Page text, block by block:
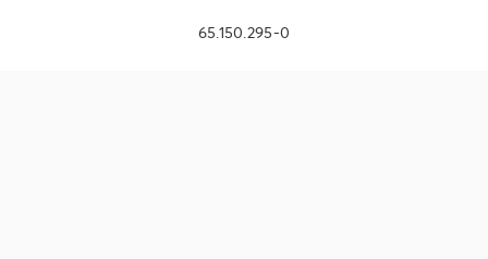
65.150.295-0